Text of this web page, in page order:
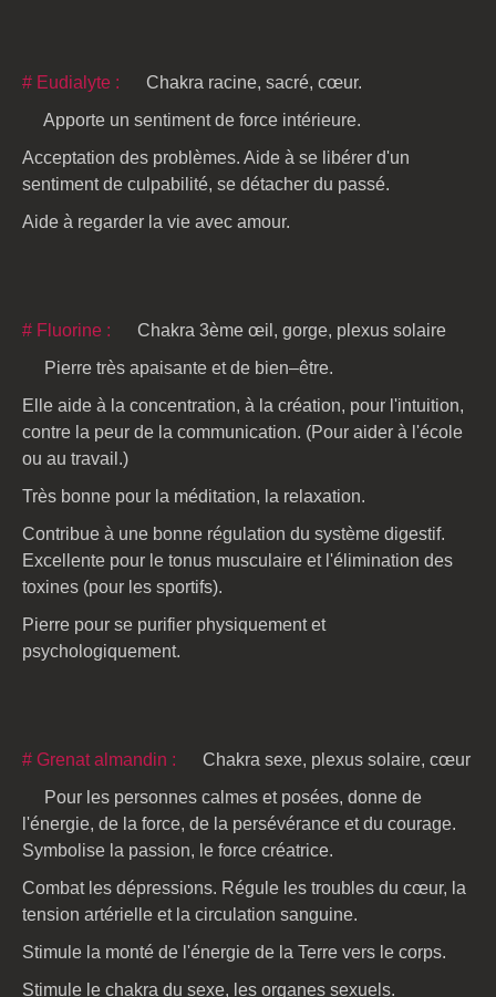
# Eudialyte :
Chakra racine, sacré, cœur.
Apporte un sentiment de force intérieure.
Acceptation des problèmes. Aide à se libérer d'un
sentiment de culpabilité, se détacher du passé.
Aide à regarder la vie avec amour.
# Fluorine :
Chakra 3ème œil, gorge, plexus solaire
Pierre très apaisante et de bien–être.
Elle aide à la concentration, à la création, pour l'intuition,
contre la peur de la communication. (Pour aider à l'école
ou au travail.)
Très bonne pour la méditation, la relaxation.
Contribue à une bonne régulation du système digestif.
Excellente pour le tonus musculaire et l'élimination des
toxines (pour les sportifs).
Pierre pour se purifier physiquement et
psychologiquement.
# Grenat almandin : Chakra sexe, plexus solaire, cœur
Pour les personnes calmes et posées, donne de
l'énergie, de la force, de la persévérance et du courage.
Symbolise la passion, le force créatrice.
Combat les dépressions. Régule les troubles du cœur, la
tension artérielle et la circulation sanguine.
Stimule la monté de l'énergie de la Terre vers le corps.
Stimule le chakra du sexe, les organes sexuels.